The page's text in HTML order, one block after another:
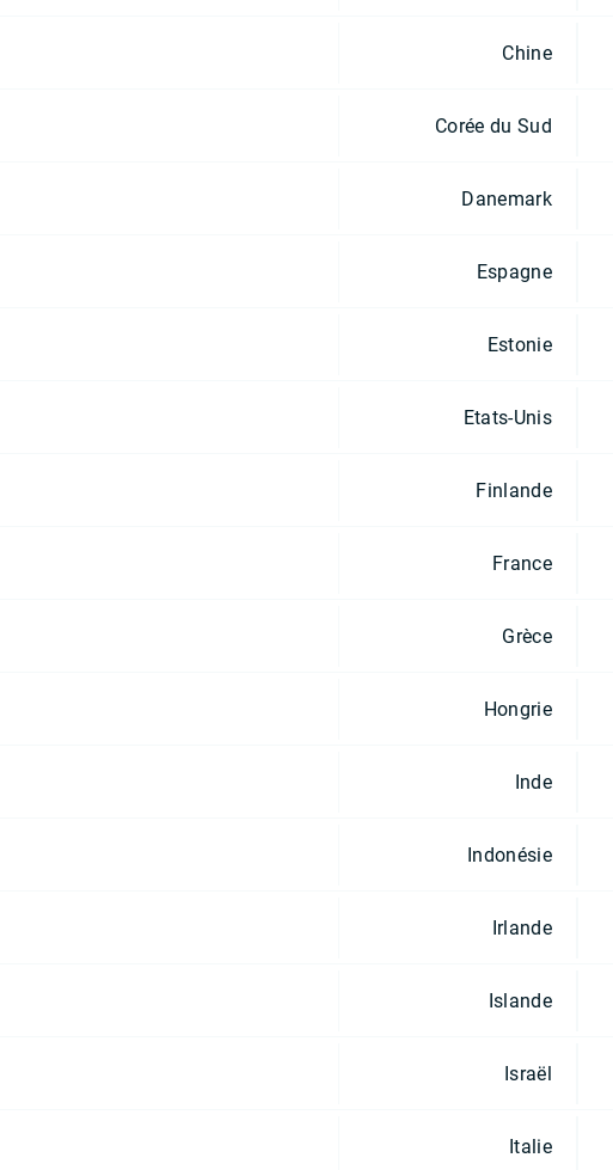
Chine
Corée du Sud
Danemark
Espagne
Estonie
Etats-Unis
Finlande
France
Grèce
Hongrie
Inde
Indonésie
Irlande
Islande
Israël
Italie